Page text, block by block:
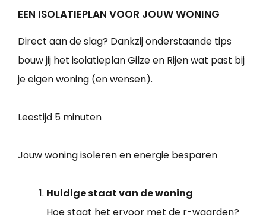
EEN ISOLATIEPLAN VOOR JOUW WONING
Direct aan de slag? Dankzij onderstaande tips
bouw jij het isolatieplan Gilze en Rijen wat past bij
je eigen woning (en wensen).
Leestijd 5 minuten
Jouw woning isoleren en energie besparen
Huidige staat van de woning
Hoe staat het ervoor met de r-waarden?